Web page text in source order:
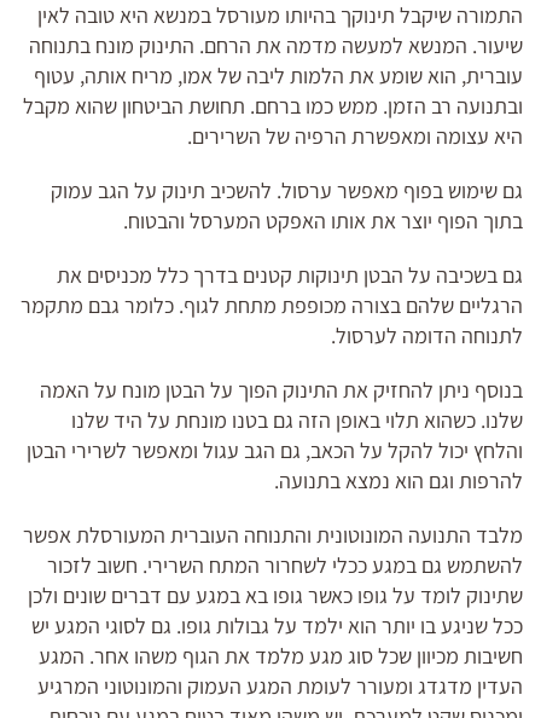
התמורה שיקבל תינוקך בהיותו מעורסל במנשא היא טובה לאין
שיעור. המנשא למעשה מדמה את הרחם. התינוק מונח בתנוחה
עוברית, הוא שומע את הלמות ליבה של אמו, מריח אותה, עטוף
ובתנועה רב הזמן. ממש כמו ברחם. תחושת הביטחון שהוא מקבל
היא עצומה ומאפשרת הרפיה של השרירים.
גם שימוש בפוף מאפשר ערסול. להשכיב תינוק על הגב עמוק
בתוך הפוף יוצר את אותו האפקט המערסל והבטוח.
גם בשכיבה על הבטן תינוקות קטנים בדרך כלל מכניסים את
הרגליים שלהם בצורה מכופפת מתחת לגוף. כלומר גבם מתקמר
לתנוחה הדומה לערסול.
בנוסף ניתן להחזיק את התינוק הפוך על הבטן מונח על האמה
שלנו. כשהוא תלוי באופן הזה גם בטנו מונחת על היד שלנו
והלחץ יכול להקל על הכאב, גם הגב עגול ומאפשר לשרירי הבטן
להרפות וגם הוא נמצא בתנועה.
מלבד התנועה המונוטונית והתנוחה העוברית המעורסלת אפשר
להשתמש גם במגע ככלי לשחרור המתח השרירי. חשוב לזכור
שתינוק לומד על גופו כאשר גופו בא במגע עם דברים שונים ולכן
ככל שניגע בו יותר הוא ילמד על גבולות גופו. גם לסוגי המגע יש
חשיבות מכיוון שכל סוג מגע מלמד את הגוף משהו אחר. המגע
העדין מדגדג ומעורר לעומת המגע העמוק והמונוטוני המרגיע